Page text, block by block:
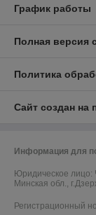
График работы
Полная версия
Политика
Сайт создан на
Информация для
Юридическое лицо:
Минская обл.,
Регистрационный